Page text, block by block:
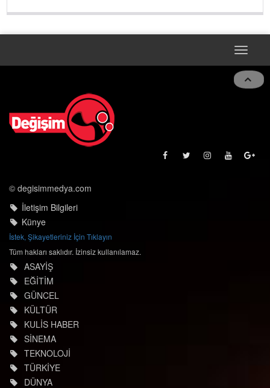
Toggle
© degisimmedya.com
İletişim Bilgileri
Künye
İstek, Şikayetleriniz İçin Tıklayın
Tüm hakları saklıdır. İzinsiz kullanılamaz.
ASAYİŞ
EĞİTİM
GÜNCEL
KÜLTÜR
KULİS HABER
SİNEMA
TEKNOLOJİ
TÜRKİYE
DÜNYA